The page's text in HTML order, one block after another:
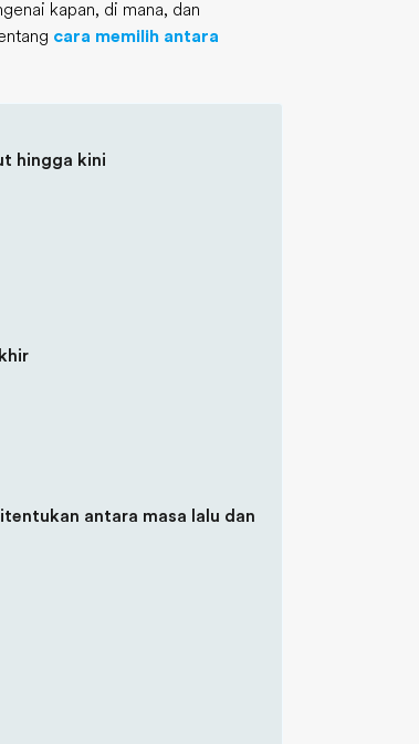
kapan, di mana, dan
cara memilih antara
hingga kini
antara masa lalu dan